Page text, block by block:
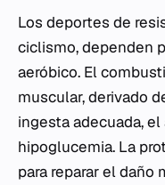
Los deportes de
ciclismo, dependen
aeróbico. El
muscular, derivado
ingesta adecuada,
hipoglucemia. La
para reparar el daño